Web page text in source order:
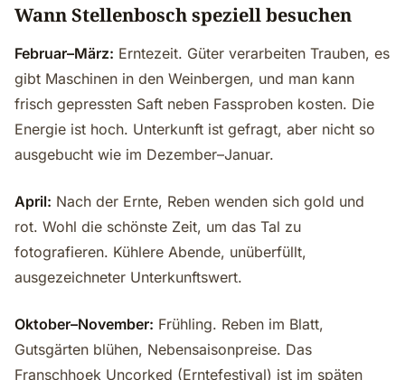
Wann Stellenbosch speziell besuchen
Februar–März: Erntezeit. Güter verarbeiten Trauben, es
gibt Maschinen in den Weinbergen, und man kann
frisch gepressten Saft neben Fassproben kosten. Die
Energie ist hoch. Unterkunft ist gefragt, aber nicht so
ausgebucht wie im Dezember–Januar.
April: Nach der Ernte, Reben wenden sich gold und
rot. Wohl die schönste Zeit, um das Tal zu
fotografieren. Kühlere Abende, unüberfüllt,
ausgezeichneter Unterkunftswert.
Oktober–November: Frühling. Reben im Blatt,
Gutsgärten blühen, Nebensaisonpreise. Das
Franschhoek Uncorked (Erntefestival) ist im späten